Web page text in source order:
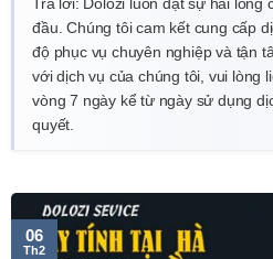
Trả lời: Dolozi luôn đặt sự hài
đầu. Chúng tôi cam kết cung cấp
độ phục vụ chuyên nghiệp và tận
với dịch vụ của chúng tôi, vui lòng
vòng 7 ngày kể từ ngày sử dụng
quyết.
06
Th2